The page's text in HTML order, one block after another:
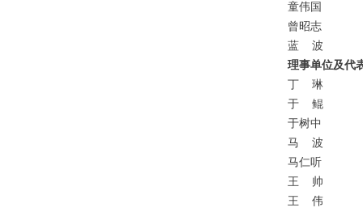
童伟国
曾昭志
蓝
波
理事单位及代
丁
琳
于
鲲
于树中
马
波
马仁听
王
帅
王
伟